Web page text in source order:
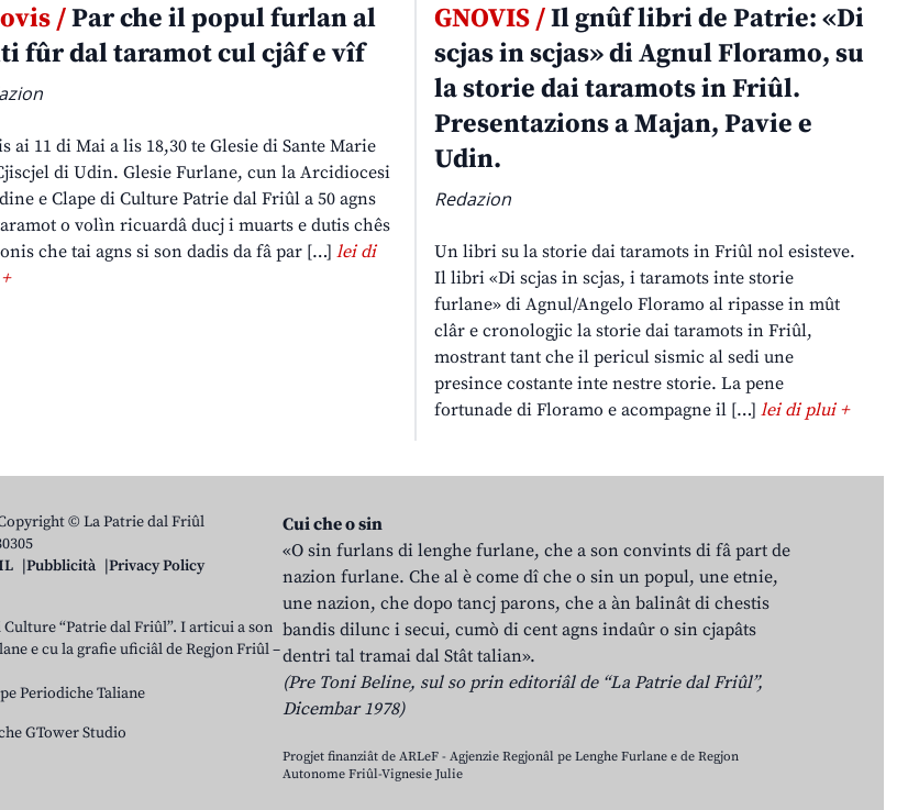
/Par che il popul furlan al
fûr dal taramot cul cjâf e vîf
ai 11 di Mai a lis 18,30 te Glesie di Sante Marie
di Udin. Glesie Furlane, cun la Arcidiocesi
e Clape di Culture Patrie dal Friûl a 50 agns
o volìn ricuardâ ducj i muarts e dutis chês
che tai agns si son dadis da fâ par […] lei di
GNOVIS /Il gnûf libri de Patrie: «Di
scjas in scjas» di Agnul Floramo, su
la storie dai taramots in Friûl.
Presentazions a Majan, Pavie e
Udin.
Redazion
Un libri su la storie dai taramots in Friûl nol esisteve.
Il libri «Di scjas in scjas, i taramots inte storie
furlane» di Agnul/Angelo Floramo al ripasse in mût
clâr e cronologjic la storie dai taramots in Friûl,
mostrant tant che il pericul sismic al sedi une
presince costante inte nestre storie. La pene
fortunade di Floramo e acompagne il […]lei di plui +
© La Patrie dal Friûl
Pubblicità
Privacy Policy
“Patrie dal Friûl”. I articui a son
e cu la grafie uficiâl de Regjon Friûl –
Periodiche Taliane
GTower Studio
Cui che o sin
«O sin furlans di lenghe furlane, che a son convints di fâ part de
nazion furlane. Che al è come dî che o sin un popul, une etnie,
une nazion, che dopo tancj parons, che a àn balinât di chestis
bandis dilunc i secui, cumò di cent agns indaûr o sin cjapâts
dentri tal tramai dal Stât talian».
(Pre Toni Beline, sul so prin editoriâl de “La Patrie dal Friûl”,
Dicembar 1978)
Progjet finanziât de ARLeF - Agjenzie Regjonâl pe Lenghe Furlane e de Regjon
Autonome Friûl-Vignesie Julie